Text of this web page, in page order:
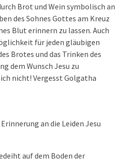
Brot und Wein symbolisch an
des Sohnes Gottes am Kreuz
Blut erinnern zu lassen. Auch
für jeden gläubigen
Brotes und das Trinken des
dem Wunsch Jesu zu
nicht! Vergesst Golgatha
an die Leiden Jesu
auf dem Boden der